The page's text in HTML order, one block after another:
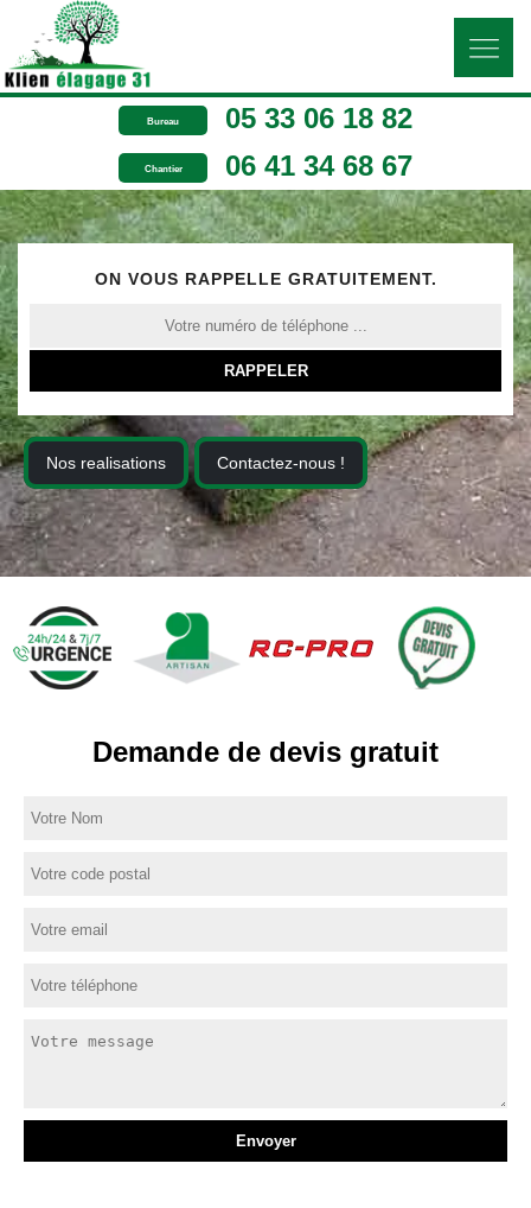
Bureau 05 33 06 18 82
Chantier 06 41 34 68 67
ON VOUS RAPPELLE GRATUITEMENT.
Nos realisations Contactez-nous !
Demande de devis gratuit